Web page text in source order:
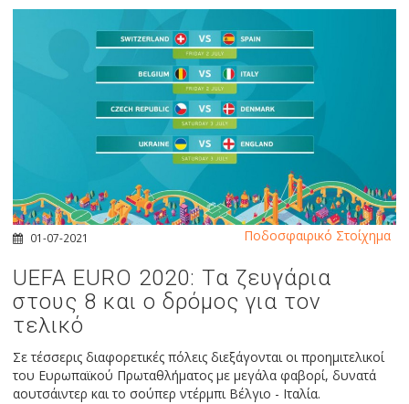
01-07-2021
UEFA EURO 2020: Τα ζευγάρια
στους 8 και ο δρόμος για τον
τελικό
Σε τέσσερις διαφορετικές πόλεις διεξάγονται οι προημιτελικοί
του Ευρωπαϊκού Πρωταθλήματος με μεγάλα φαβορί, δυνατά
αουτσάιντερ και το σούπερ ντέρμπι Βέλγιο - Ιταλία.
Ποδοσφαιρικό Στοίχημα